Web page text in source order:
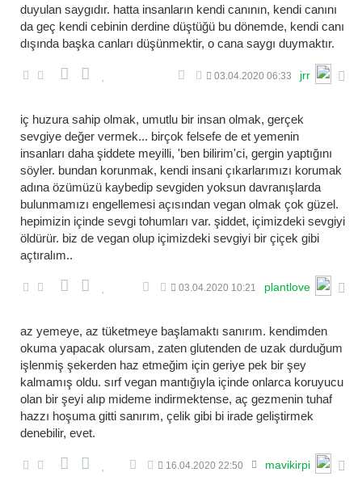
duyulan saygıdır. hatta insanların kendi canının, kendi canını
da geç kendi cebinin derdine düştüğü bu dönemde, kendi canı
dışında başka canları düşünmektir, o cana saygı duymaktır.
03.04.2020 06:33 jrr
i̇ç huzura sahip olmak, umutlu bir insan olmak, gerçek
sevgiye değer vermek... birçok felsefe de et yemenin
insanları daha şiddete meyilli, 'ben bilirim'ci, gergin yaptığını
söyler. bundan korunmak, kendi insani çıkarlarımızı korumak
adına özümüzü kaybedip sevgiden yoksun davranışlarda
bulunmamızı engellemesi açısından vegan olmak çok güzel.
hepimizin içinde sevgi tohumları var. şiddet, içimizdeki sevgiyi
öldürür. biz de vegan olup içimizdeki sevgiyi bir çiçek gibi
açtıralım..
03.04.2020 10:21 plantlove
az yemeye, az tüketmeye başlamaktı sanırım. kendimden
okuma yapacak olursam, zaten glutenden de uzak durduğum
işlenmiş şekerden haz etmeğim için geriye pek bir şey
kalmamış oldu. sırf vegan mantığıyla içinde onlarca koruyucu
olan bir şeyi alıp mideme indirmektense, aç gezmenin tuhaf
hazzı hoşuma gitti sanırım, çelik gibi bi irade geliştirmek
denebilir, evet.
16.04.2020 22:50 mavikirpi